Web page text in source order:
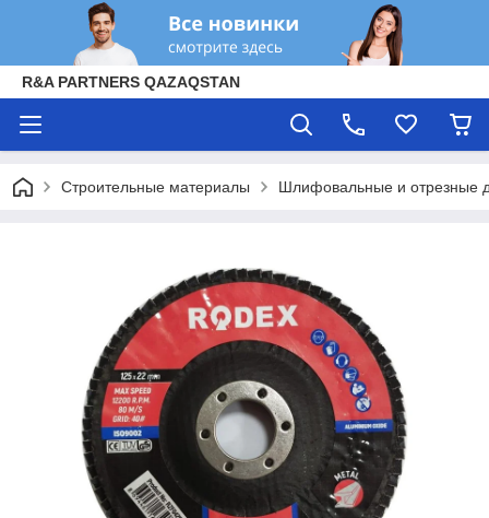
R&A PARTNERS QAZAQSTAN
Строительные материалы Шлифовальные и отрезные